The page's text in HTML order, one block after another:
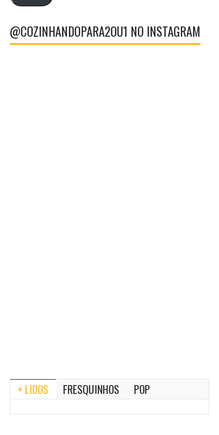
@COZINHANDOPARA2OU1 NO INSTAGRAM
+ LIDOS FRESQUINHOS POP